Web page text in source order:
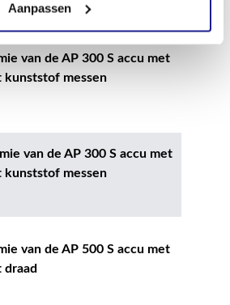
Aanpassen
van de AP 300 S accu met
kunststof messen
van de AP 300 S accu met
kunststof messen
van de AP 500 S accu met
draad